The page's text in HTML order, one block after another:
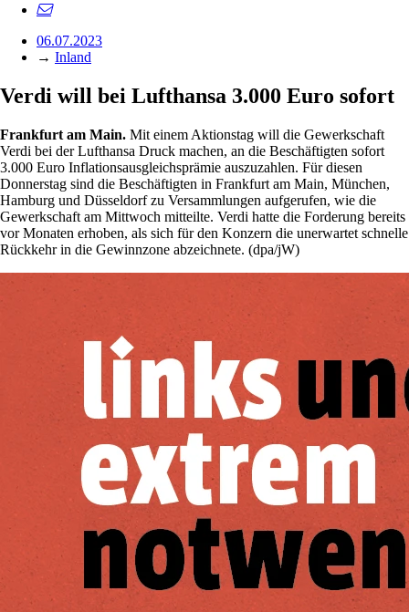
06.07.2023
→ Inland
Verdi will bei Lufthansa 3.000 Euro sofort
Frankfurt am Main. Mit einem Aktionstag will die Gewerkschaft
Verdi bei der Lufthansa Druck machen, an die Beschäftigten sofort
3.000 Euro Inflationsausgleichsprämie auszuzahlen. Für diesen
Donnerstag sind die Beschäftigten in Frankfurt am Main, München,
Hamburg und Düsseldorf zu Versammlungen aufgerufen, wie die
Gewerkschaft am Mittwoch mitteilte. Verdi hatte die Forderung bereits
vor Monaten erhoben, als sich für den Konzern die unerwartet schnelle
Rückkehr in die Gewinnzone abzeichnete. (dpa/jW)